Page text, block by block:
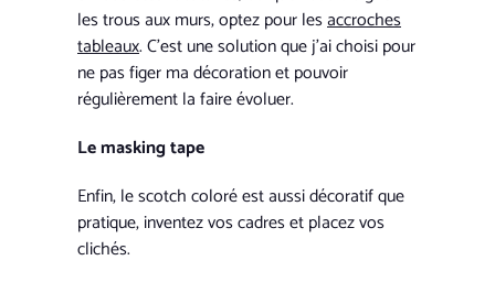
les trous aux murs, optez pour lesaccroches
tableaux. C’est une solution que j’ai choisi pour
ne pas figer ma décoration et pouvoir
régulièrement la faire évoluer.
Le masking tape
Enfin, le scotch coloré est aussi décoratif que
pratique, inventez vos cadres et placez vos
clichés.